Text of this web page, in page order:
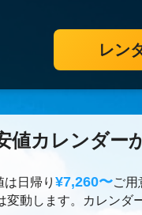
レン
値カレンダー
日帰り ¥7,260〜ご用
動します。カレンダ